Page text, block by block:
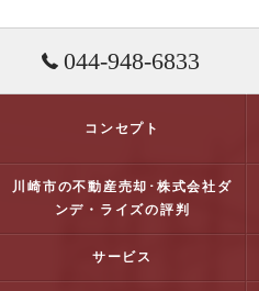
044-948-6833
コンセプト
川崎市の不動産売却･株式会社ダ
ンデ・ライズの評判
サービス